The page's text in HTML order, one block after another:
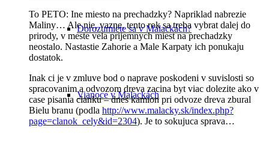
Dorozumiete sa v Malackách?
Vianoce v Malackách
To PETO: Ine miesto na prechadzky? Napriklad nabrezie
Maliny… Ale nie, vazne, tento rok sa treba vybrat dalej do
prirody, v meste vela prijemnych miest na prechadzky
neostalo. Nastastie Zahorie a Male Karpaty ich ponukaju
dostatok.
Inak ci je v zmluve bod o naprave poskodeni v suvislosti so
spracovanim a odvozom dreva zacina byt viac dolezite ako v
case pisania clanku – dnes kamion pri odvoze dreva zbural
Bielu branu (podla http://www.malacky.sk/index.php?
page=clanok_cely&id=2304). Je to sokujuca sprava…